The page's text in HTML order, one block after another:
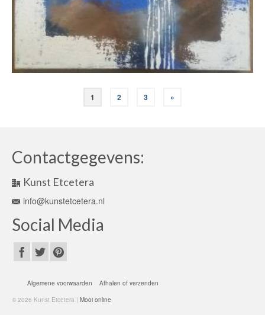
1 2 3 »
Contactgegevens:
Kunst Etcetera
info@kunstetcetera.nl
Social Media
Algemene voorwaarden
Afhalen of verzenden
© 2026 Kunst Etcetera | Mooi online